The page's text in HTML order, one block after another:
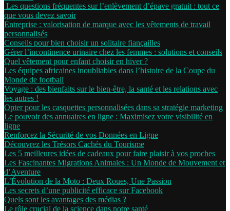
Les questions fréquentes sur l’enlèvement d’épave gratuit : tout ce
que vous devez savoir
Entreprise : valorisation de marque avec les vêtements de travail
personnalisés
Conseils pour bien choisir un solitaire fiançailles
Gérer l’incontinence urinaire chez les femmes : solutions et conseils
Quel vêtement pour enfant choisir en hiver ?
Les équipes africaines inoubliables dans l’histoire de la Coupe du
Monde de football
Voyage : des bienfaits sur le bien-être, la santé et les relations avec
les autres !
Opter pour les casquettes personnalisées dans sa stratégie marketing
Le pouvoir des annuaires en ligne : Maximisez votre visibilité en
ligne
Renforcez la Sécurité de vos Données en Ligne
Découvrez les Trésors Cachés du Tourisme
Les 5 meilleures idées de cadeaux pour faire plaisir à vos proches
Les Fascinantes Migrations Animales : Un Monde de Mouvement et
d’Aventure
L’Évolution de la Moto : Deux Roues, Une Passion
Les secrets d’une publicité efficace sur Facebook
Quels sont les avantages des médias ?
Le rôle crucial de la science dans notre santé